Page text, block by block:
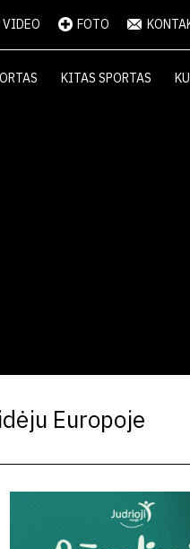
VIDEO FOTO
KITAS SPORTAS
Europoje